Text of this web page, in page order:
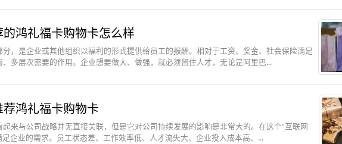
鸿礼福卡购物卡怎么样
，是企业或其他组织以福利的形式提供给员工的报酬。相对于工资、奖金、社会保险满足
多层次需要的作用。企业想要做大、做强，就必须留住人才，无论是阿里巴...
鸿礼福卡购物卡
来与公司战略并无直接关联，但是它对公司持续发展的影响是非常大的。在这个“互联网
企业的需求。员工状态差、工作效率低、人才流失大、企业投入成本高、...